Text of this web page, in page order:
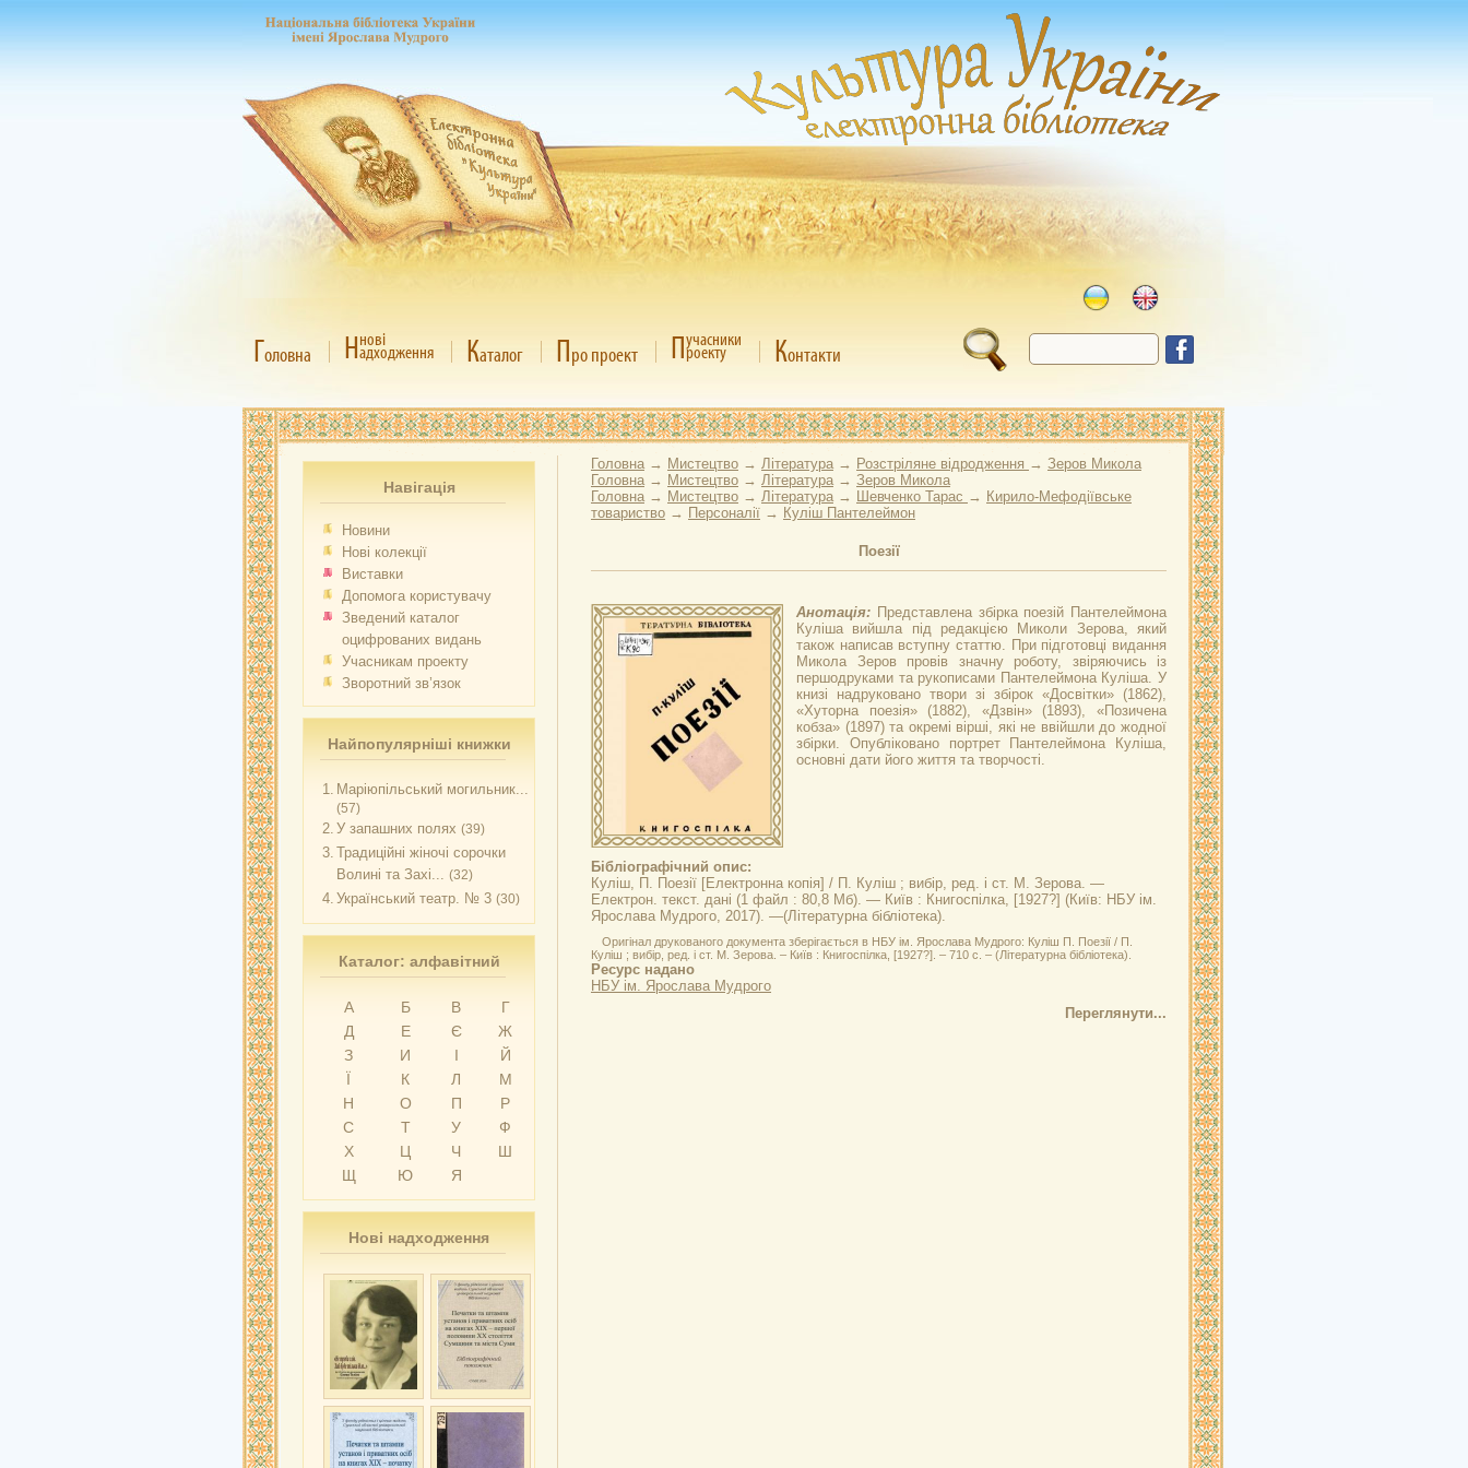
Головна Ннові
адходження Каталог Про проект Пучасники
роекту Контакти
Навігація
Новини
Нові колекції
Виставки
Допомога користувачу
Зведений каталог
оцифрованих видань
Учасникам проекту
Зворотний зв’язок
Найпопулярніші книжки
1. Маріюпільський могильник...
(57)
2. У запашних полях (39)
3. Традиційні жіночі сорочки
Волині та Захі... (32)
4. Український театр. № 3 (30)
Каталог: алфавітний
А Б В
Г
Д
Е Є
Ж
З
И І
Й
Ї
К Л
М
Н
О П
Р
С
Т У
Ф
Х
Ц Ч
Ш
Щ
Ю Я
Нові надходження
Головна → Мистецтво → Література → Розстріляне відродження → Зеров Микола
Головна → Мистецтво → Література → Зеров Микола
Головна → Мистецтво → Література → Шевченко Тарас → Кирило-Мефодіївське
товариство → Персоналії → Куліш Пантелеймон
Поезії
Анотація: Представлена збірка поезій Пантелеймона
Куліша вийшла під редакцією Миколи Зерова, який
також написав вступну статтю. При підготовці видання
Микола Зеров провів значну роботу, звіряючись із
першодруками та рукописами Пантелеймона Куліша. У
книзі надруковано твори зі збірок «Досвітки» (1862),
«Хуторна поезія» (1882), «Дзвін» (1893), «Позичена
кобза» (1897) та окремі вірші, які не ввійшли до жодної
збірки. Опубліковано портрет Пантелеймона Куліша,
основні дати його життя та творчості.
Бібліографічний опис:
Куліш, П. Поезії [Електронна копія] / П. Куліш ; вибір, ред. і ст. М. Зерова. —
Електрон. текст. дані (1 файл : 80,8 Мб). — Київ : Книгоспілка, [1927?] (Київ: НБУ ім.
Ярослава Мудрого, 2017). —(Літературна бібліотека).
Оригінал друкованого документа зберігається в НБУ ім. Ярослава Мудрого: Куліш П. Поезії / П.
Куліш ; вибір, ред. і ст. М. Зерова. – Київ : Книгоспілка, [1927?]. – 710 с. – (Літературна бібліотека).
Ресурс надано
НБУ ім. Ярослава Мудрого
Переглянути...